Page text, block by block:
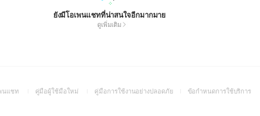
ยังมีโอเพนแชทที่น่าสนใจอีกมากมาย
ดูเพิ่มเติม
นแชท
(Openคู่มือผู้ใช้มือใหม่
(Openคู่มือการใช้งานอย่างปลอดภัย(Openข้อกำหนดการใช้บริการ